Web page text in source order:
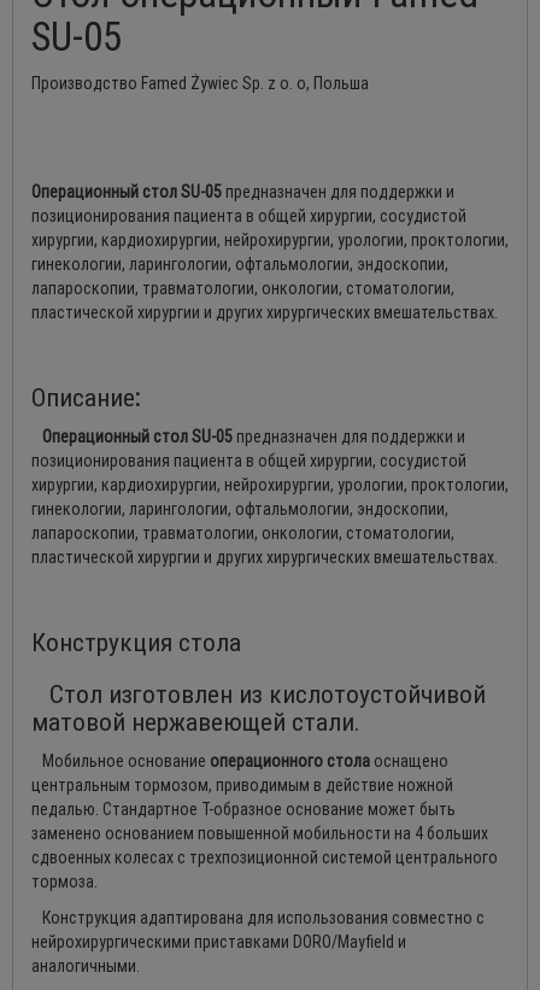
SU-05
Производство Famed Żywiec Sp. z o. o, Польша
Операционный стол SU-05 предназначен для поддержки и
позиционирования пациента в общей хирургии, сосудистой
хирургии, кардиохирургии, нейрохирургии, урологии, проктологии,
гинекологии, ларингологии, офтальмологии, эндоскопии,
лапароскопии, травматологии, онкологии, стоматологии,
пластической хирургии и других хирургических вмешательствах.
Описание:
Операционный стол SU-05 предназначен для поддержки и
позиционирования пациента в общей хирургии, сосудистой
хирургии, кардиохирургии, нейрохирургии, урологии, проктологии,
гинекологии, ларингологии, офтальмологии, эндоскопии,
лапароскопии, травматологии, онкологии, стоматологии,
пластической хирургии и других хирургических вмешательствах.
Конструкция стола
Стол изготовлен из кислотоустойчивой
матовой нержавеющей стали.
Мобильное основание операционного стола оснащено
центральным тормозом, приводимым в действие ножной
педалью. Стандартное Т-образное основание может быть
заменено основанием повышенной мобильности на 4 больших
сдвоенных колесах с трехпозиционной системой центрального
тормоза.
Конструкция адаптирована для использования совместно с
нейрохирургическими приставками DORO/Mayfield и
аналогичными.